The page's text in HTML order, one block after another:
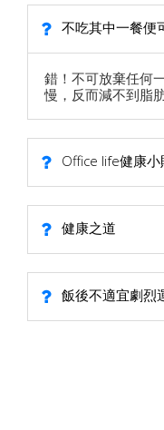
不吃其中一餐便
錯！不可放棄任何
慢，反而減不到脂肪
Office life健康小
健康之道
飯後不適宜劇烈